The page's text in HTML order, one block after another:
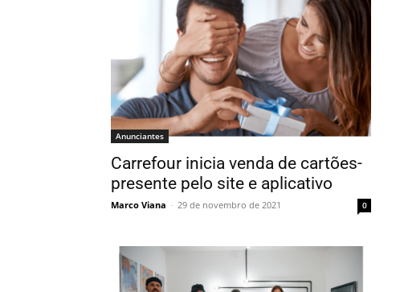
Anunciantes
Carrefour inicia venda de cartões-
presente pelo site e aplicativo
Marco Viana - 29 de novembro de 2021 0